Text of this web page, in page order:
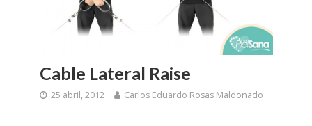
Cable Lateral Raise
25 abril, 2012 Carlos Eduardo Rosas Maldonado